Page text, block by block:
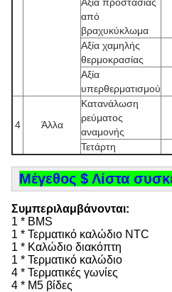
από
βραχυκύκλωμα
Αξία χαμηλής
θερμοκρασίας
Αξία
υπερθερματισμού
4 Άλλα
Κατανάλωση
ρεύματος
αναμονής
Τετάρτη
Μέγεθος $ Λίστα
Συμπεριλαμβάνονται:
1 * BMS
1 * Τερματικό καλώδιο NTC
1 * Καλώδιο διακόπτη
1 * Τερματικό καλώδιο
4 * Τερματικές γωνίες
4 * M5 βίδες